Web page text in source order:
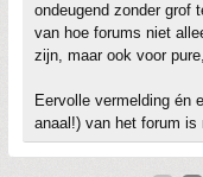
ondeugend zonder grof
van hoe forums niet
zijn, maar ook voor
Eervolle vermelding én
anaal!) van het forum is